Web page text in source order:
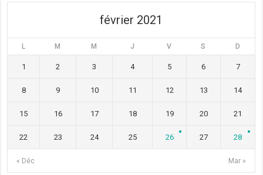
février 2021
L M M J V S D
« Déc Mar »
1 2 3 4 5 6 7
8 9 10 11 12 13 14
15 16 17 18 19 20 21
22 23 24 25 26 27 28